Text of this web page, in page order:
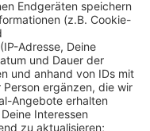
Music, da sie
Single war.
war sie in einer
im Studio und hat
ihr Album 21
wurde, war sie
Simon